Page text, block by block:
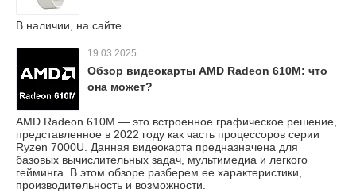
В наличии, на сайте.
19.03.2025
Обзор видеокарты AMD Radeon 610M: что
она может?
AMD Radeon 610M — это встроенное графическое решение,
представленное в 2022 году как часть процессоров серии
Ryzen 7000U. Данная видеокарта предназначена для
базовых вычислительных задач, мультимедиа и легкого
гейминга. В этом обзоре разберем ее характеристики,
производительность и возможности.